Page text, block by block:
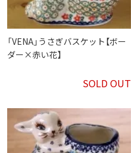
「VENA」うさぎバスケット【ボー
ダー×赤い花】
SOLD OUT